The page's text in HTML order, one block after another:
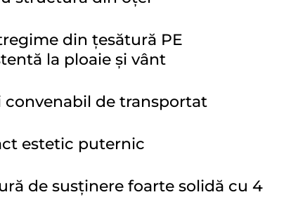
din țesătură PE
la ploaie și vânt
convenabil de transportat
estetic puternic
de susținere foarte solidă cu 4